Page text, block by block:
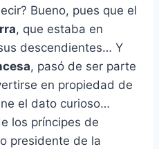
Bueno, pues que el
, que estaba en
descendientes… Y
, pasó de ser parte
en propiedad de
el dato curioso…
los príncipes de
presidente de la